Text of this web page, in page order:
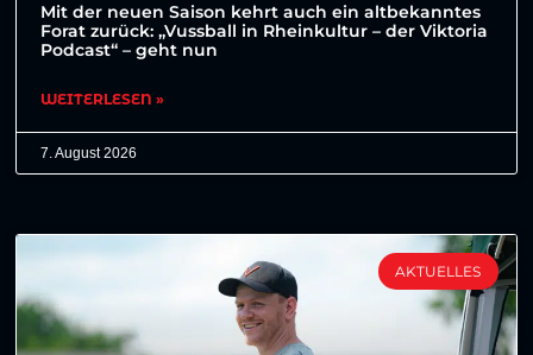
Mit der neuen Saison kehrt auch ein altbekanntes
Forat zurück: „Vussball in Rheinkultur – der Viktoria
Podcast“ – geht nun
WEITERLESEN »
7. August 2026
AKTUELLES